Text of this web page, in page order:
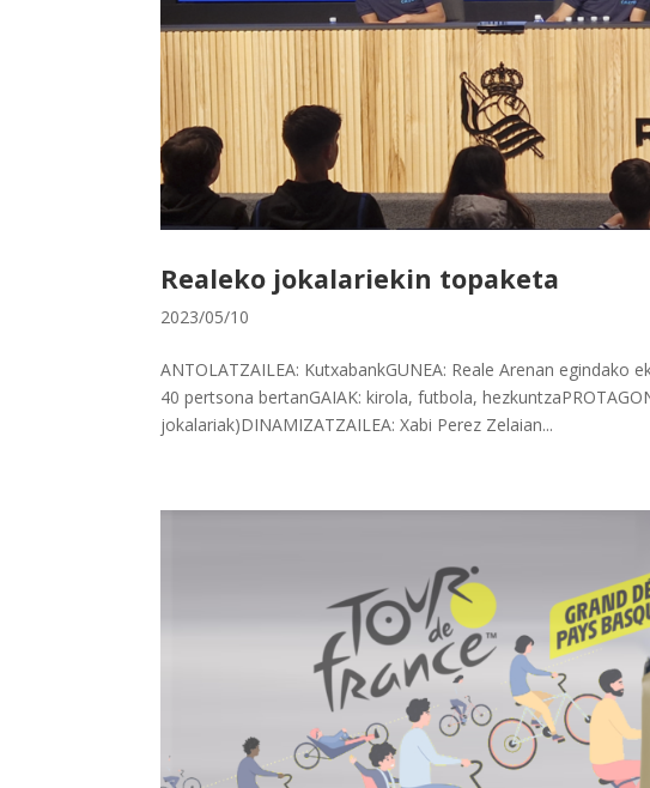
Realeko jokalariekin topaketa
2023/05/10
ANTOLATZAILEA: KutxabankGUNEA: Reale Arenan egindako
40 pertsona bertanGAIAK: kirola, futbola,
jokalariak)DINAMIZATZAILEA: Xabi Perez Zelaian...